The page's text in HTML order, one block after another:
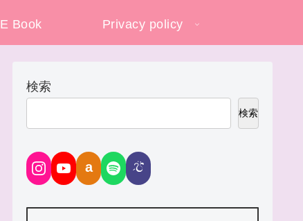
E Book Privacy policy
検索
検索
a